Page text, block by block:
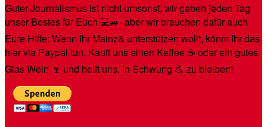
Guter Journalismus ist nicht umsonst, wir geben jeden Tag
unser Bestes für Euch 💻🚙- aber wir brauchen dafür auch
Eure Hilfe: Wenn Ihr Mainz& unterstützen wollt, könnt Ihr das
hier via Paypal tun. Kauft uns einen Kaffee ☕️ oder ein gutes
Glas Wein 🍷 und helft uns, in Schwung 💪 zu bleiben!